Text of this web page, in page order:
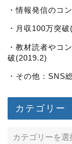
・情報発信のコ
・月収100万突
・教材読者やコ
破(2019.2)
・その他：SNS
カテゴリー